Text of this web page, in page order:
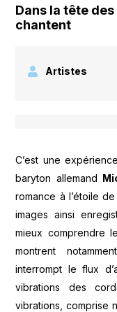
Dans la tête
chantent
Artistes
C’est une
baryton allemand
romance à l’étoile de
images ainsi
mieux comprendre
montrent
interrompt le flux
vibrations des
vibrations, comprise